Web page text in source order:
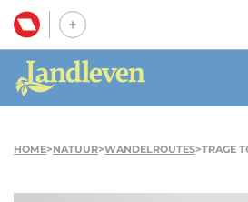
HOME>NATUUR>WANDELROUTES>TRAGE